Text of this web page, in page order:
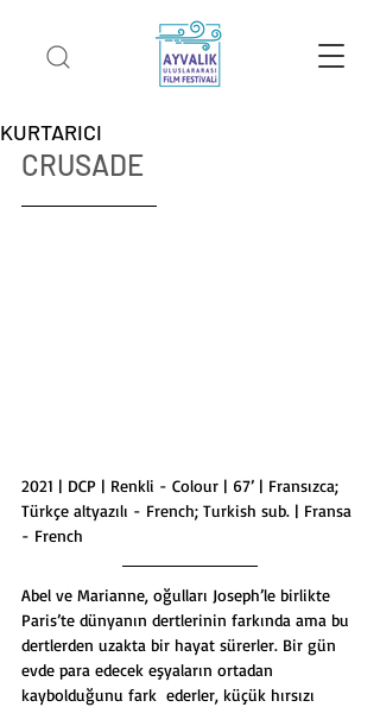
KURTARICI
CRUSADE
2021 | DCP | Renkli - Colour | 67’ | Fransızca;
Türkçe altyazılı - French; Turkish sub. | Fransa
- French
Abel ve Marianne, oğulları Joseph’le birlikte
Paris’te dünyanın dertlerinin farkında ama bu
dertlerden uzakta bir hayat sürerler. Bir gün
evde para edecek eşyaların ortadan
kaybolduğunu fark  ederler, küçük hırsızı